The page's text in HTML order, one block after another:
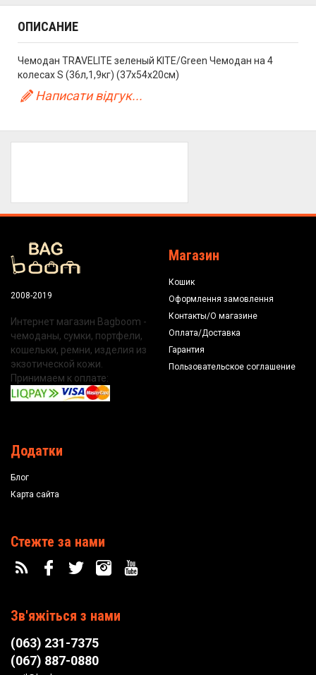
ОПИСАНИЕ
Чемодан TRAVELITE зеленый KITE/Green Чемодан на 4
колесах S (36л,1,9кг) (37x54x20см)
Написати відгук...
2008-2019
Интернет магазин Bagboom -
чемоданы, сумки, портфели,
кошельки, ремни, изделия из
экзотической кожи.
Принимаем к оплате:
Магазин
Кошик
Оформлення замовлення
Контакты/О магазине
Оплата/Доставка
Гарантия
Пользовательское соглашение
Додатки
Блог
Карта сайта
Стежте за нами
Зв'яжіться з нами
(063) 231-7375
(067) 887-0880